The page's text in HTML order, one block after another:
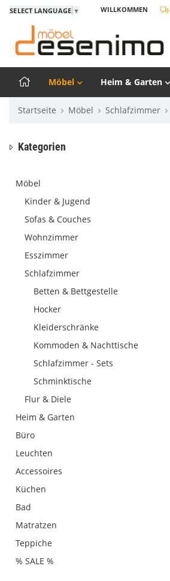
SELECT LANGUAGE ▼ WILLKOMMEN
Möbel Heim & Garten
Startseite Möbel Schlafzimmer
Kategorien
Möbel
Kinder & Jugend
Sofas & Couches
Wohnzimmer
Esszimmer
Schlafzimmer
Betten & Bettgestelle
Hocker
Kleiderschränke
Kommoden & Nachttische
Schlafzimmer - Sets
Schminktische
Flur & Diele
Heim & Garten
Büro
Leuchten
Accessoires
Küchen
Bad
Matratzen
Teppiche
% SALE %